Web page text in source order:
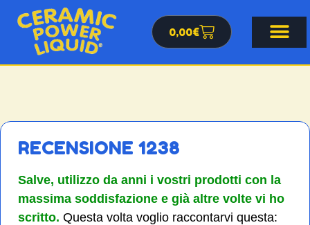
0,00€
RECENSIONE 1238
Salve, utilizzo da anni i vostri prodotti con la
massima soddisfazione e già altre volte vi ho
scritto. Questa volta voglio raccontarvi questa: